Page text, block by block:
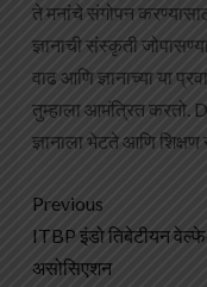
ते मनांचे संगोपन
ज्ञानाची संस्कृती
वाढ आणि ज्ञानाच्या या
तुम्हाला आमंत्रित करतो.
ज्ञानाला भेटते आणि
Previous
ITBP इंडो तिबेटीयन
असोसिएशन